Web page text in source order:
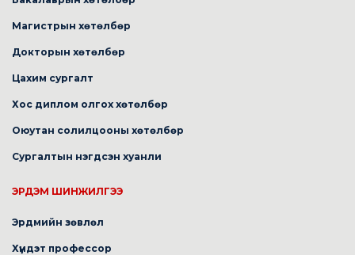
Магистрын хөтөлбөр
Докторын хөтөлбөр
Цахим сургалт
Хос диплом олгох хөтөлбөр
Оюутан солилцооны хөтөлбөр
Сургалтын нэгдсэн хуанли
ЭРДЭМ ШИНЖИЛГЭЭ
Эрдмийн зөвлөл
Хүндэт профессор